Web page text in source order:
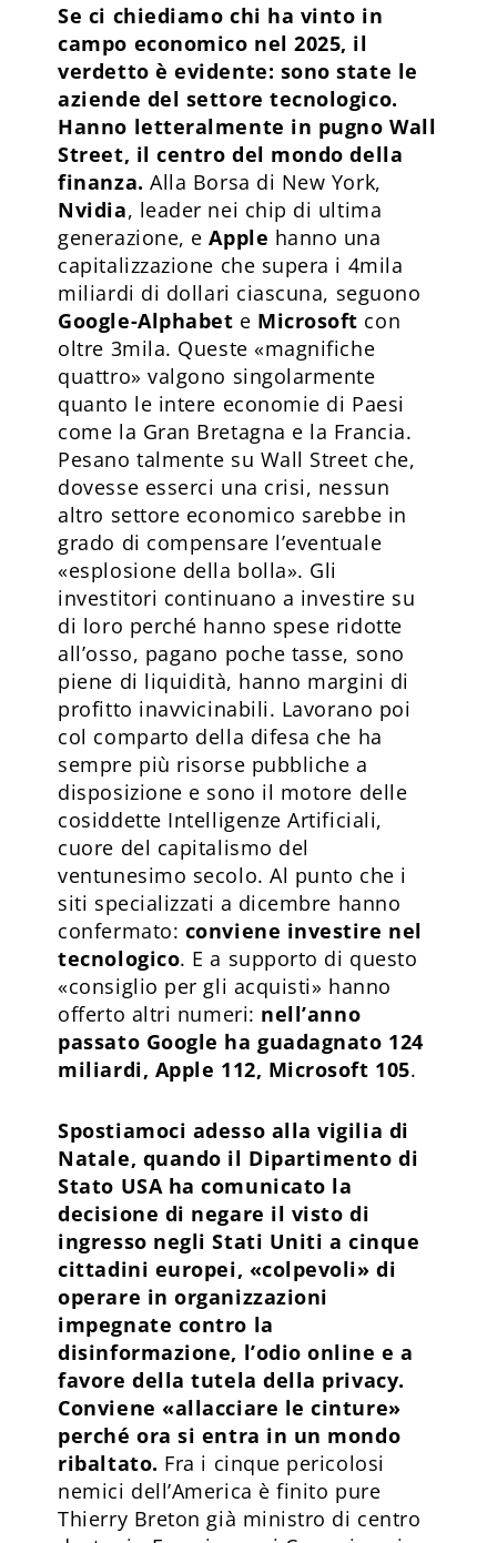
Se ci chiediamo chi ha vinto in
campo economico nel 2025, il
verdetto è evidente: sono state le
aziende del settore tecnologico.
Hanno letteralmente in pugno Wall
Street, il centro del mondo della
finanza. Alla Borsa di New York,
Nvidia, leader nei chip di ultima
generazione, eApple hanno una
capitalizzazione che supera i 4mila
miliardi di dollari ciascuna, seguono
Google-Alphabet e Microsoft con
oltre 3mila. Queste «magnifiche
quattro» valgono singolarmente
quanto le intere economie di Paesi
come la Gran Bretagna e la Francia.
Pesano talmente su Wall Street che,
dovesse esserci una crisi, nessun
altro settore economico sarebbe in
grado di compensare l’eventuale
«esplosione della bolla». Gli
investitori continuano a investire su
di loro perché hanno spese ridotte
all’osso, pagano poche tasse, sono
piene di liquidità, hanno margini di
profitto inavvicinabili. Lavorano poi
col comparto della difesa che ha
sempre più risorse pubbliche a
disposizione e sono il motore delle
cosiddette Intelligenze Artificiali,
cuore del capitalismo del
ventunesimo secolo. Al punto che i
siti specializzati a dicembre hanno
confermato: conviene investire nel
tecnologico. E a supporto di questo
«consiglio per gli acquisti» hanno
offerto altri numeri: nell’anno
passato Google ha guadagnato 124
miliardi, Apple 112, Microsoft 105.
Spostiamoci adesso alla vigilia di
Natale, quando il Dipartimento di
Stato USA ha comunicato la
decisione di negare il visto di
ingresso negli Stati Uniti a cinque
cittadini europei, «colpevoli» di
operare in organizzazioni
impegnate contro la
disinformazione, l’odio online e a
favore della tutela della privacy.
Conviene «allacciare le cinture»
perché ora si entra in un mondo
ribaltato. Fra i cinque pericolosi
nemici dell’America è finito pure
Thierry Breton già ministro di centro